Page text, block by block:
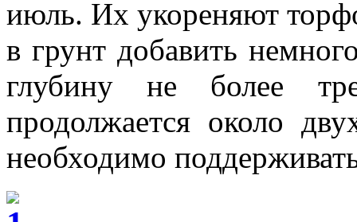
июль. Их укореняют
в грунт добавить
глубину не более
продолжается около
необходимо